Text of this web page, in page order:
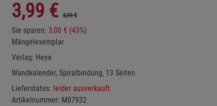
3,99 € 6,99 €
Sie sparen: 3,00 € (43%)
Mängelexemplar
Verlag: Heye
Wandkalender, Spiralbindung, 13 Seiten
Lieferstatus: leider ausverkauft
Artikelnummer: M07932